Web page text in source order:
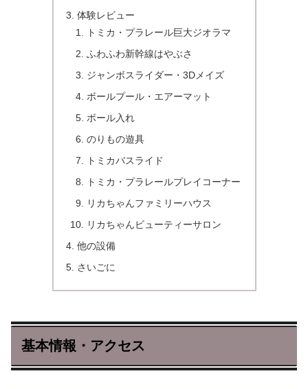
体験レビュー
トミカ・プラレール巨大ジオラマ
ふわふわ新幹線はやぶさ
ジャンボスライダー・3Dメイズ
ボールプール・エアーマット
ボール入れ
のりもの遊具
トミカバスライド
トミカ・プラレールプレイコーナー
リカちゃんファミリーハウス
リカちゃんビューティーサロン
他の設備
さいごに
基本情報・アクセス